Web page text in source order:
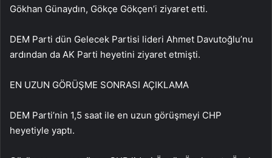
Gökhan Günaydın, Gökçe Gökçen’i ziyaret etti.
DEM Parti dün Gelecek Partisi lideri Ahmet Davutoğlu’nu
ardından da AK Parti heyetini ziyaret etmişti.
EN UZUN GÖRÜŞME SONRASI AÇIKLAMA
DEM Parti’nin 1,5 saat ile en uzun görüşmeyi CHP
heyetiyle yaptı.